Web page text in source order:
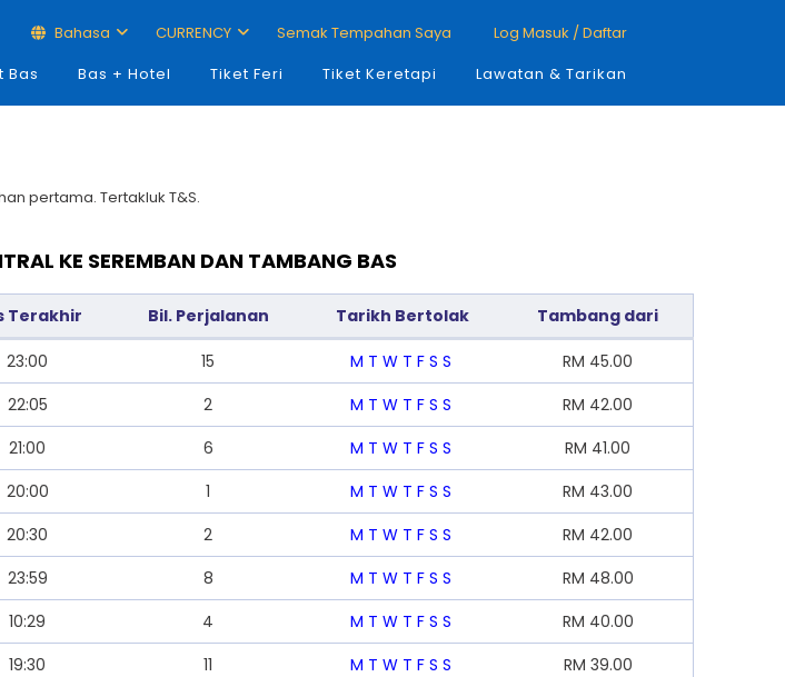
Bahasa CURRENCY Semak Tempahan Saya
Log Masuk / Daftar
Bas Bas + Hotel Tiket Feri Tiket Keretapi Lawatan & Tarikan
pertama. Tertakluk T&S.
KE SEREMBAN DAN TAMBANG BAS
Terakhir Bil. Perjalanan Tarikh Bertolak Tambang dari
23:00 15 M T W T F S S RM 45.00
22:05 2 M T W T F S S RM 42.00
21:00 6 M T W T F S S RM 41.00
20:00 1 M T W T F S S RM 43.00
20:30 2 M T W T F S S RM 42.00
23:59 8 M T W T F S S RM 48.00
10:29 4 M T W T F S S RM 40.00
19:30 11 M T W T F S S RM 39.00